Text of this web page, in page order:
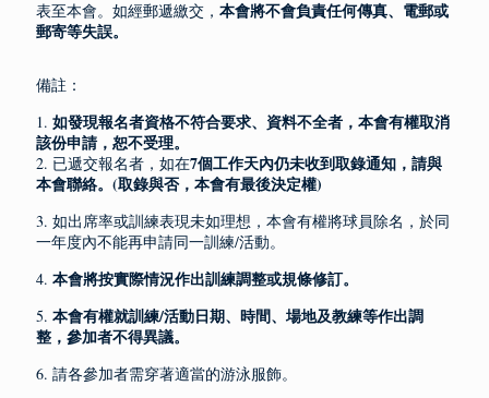
表至本會。如經郵遞繳交， 本會將不會負責任何傳真、電郵或
郵寄等失誤。
備註：
1. 如發現報名者資格不符合要求、資料不全者，本會有權取消
該份申請，恕不受理。
2. 已遞交報名者，如在7個工作天內仍未收到取錄通知，請與
本會聯絡。 (取錄與否，本會有最後決定權)
3. 如出席率或訓練表現未如理想，本會有權將球員除名，於同
一年度內不能再申請同一訓練/活動。
4. 本會將按實際情況作出訓練調整或規條修訂。
5. 本會有權就訓練/活動日期、時間、場地及教練等作出調
整，參加者不得異議。
6. 請各參加者需穿著適當的游泳服飾。